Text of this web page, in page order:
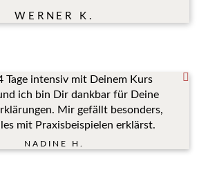
WERNER K.
Tage intensiv mit Deinem Kurs
ich bin Dir dankbar für Deine
Mir gefällt besonders,
mit Praxisbeispielen erklärst.
NADINE H.